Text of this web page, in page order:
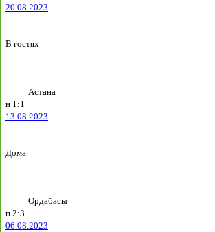
20.08.2023
В гостях
Астана
н 1:1
13.08.2023
Дома
Ордабасы
п 2:3
06.08.2023